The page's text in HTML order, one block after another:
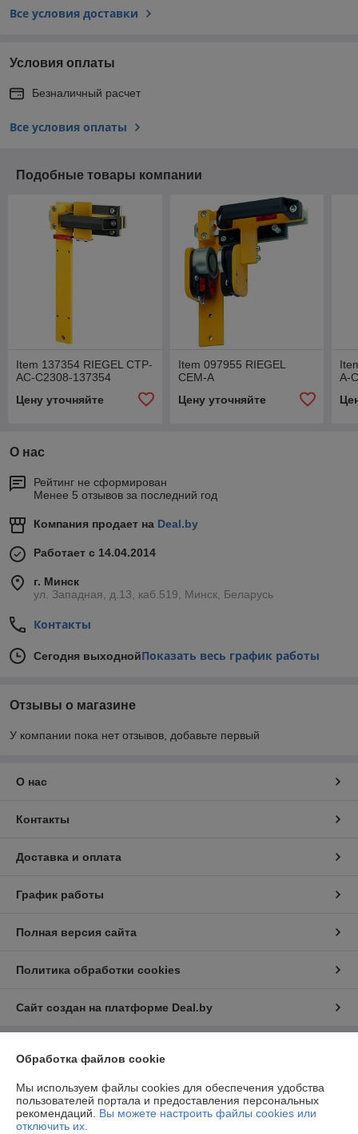
Все условия доставки
Условия оплаты
Безналичный расчет
Все условия оплаты
Подобные товары компании
Item 137354 RIEGEL CTP-
AC-C2308-137354
Цену уточняйте
Item 097955 RIEGEL
CEM-A
Цену уточняйте
A-
О нас
Рейтинг не сформирован
Менее 5 отзывов за последний год
Компания продает на Deal.by
Работает с 14.04.2014
г. Минск
ул. Западная, д.13, каб.519, Минск, Беларусь
Контакты
Сегодня выходнойПоказать весь график работы
Отзывы о магазине
У компании пока нет отзывов, добавьте первый
О нас
Контакты
Доставка и оплата
График работы
Полная версия сайта
Политика обработки cookies
Сайт создан на платформе Deal.by
Информация для покупателя
Юридическое лицо: ООО «ФилФар Технолоджи»
220036, г. Минск, ул. Западная, д.13, к.519
Регистрационный номер ЕГР: 192123248
Обработка файлов cookie
Мы используем файлы cookies для обеспечения удобства
пользователей портала и предоставления персональных
рекомендаций. Вы можете настроить файлы cookies или
отключить их.